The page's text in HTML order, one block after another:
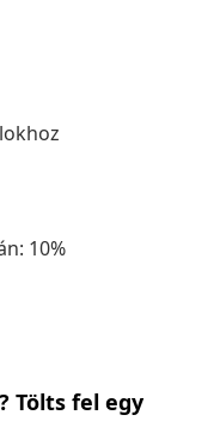
10%
Tölts fel egy